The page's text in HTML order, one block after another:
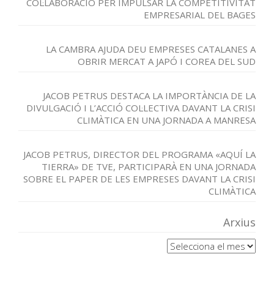
COL·LABORACIÓ PER IMPULSAR LA COMPETITIVITAT
EMPRESARIAL DEL BAGES
LA CAMBRA AJUDA DEU EMPRESES CATALANES A
OBRIR MERCAT A JAPÓ I COREA DEL SUD
JACOB PETRUS DESTACA LA IMPORTÀNCIA DE LA
DIVULGACIÓ I L’ACCIÓ COL·LECTIVA DAVANT LA CRISI
CLIMÀTICA EN UNA JORNADA A MANRESA
JACOB PETRUS, DIRECTOR DEL PROGRAMA «AQUÍ LA
TIERRA» DE TVE, PARTICIPARÀ EN UNA JORNADA
SOBRE EL PAPER DE LES EMPRESES DAVANT LA CRISI
CLIMÀTICA
Arxius
Arxius